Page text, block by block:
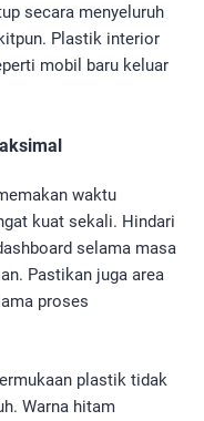
secara menyeluruh
Plastik interior
mobil baru keluar
waktu
kuat sekali. Hindari
selama masa
Pastikan juga area
proses
plastik tidak
Warna hitam